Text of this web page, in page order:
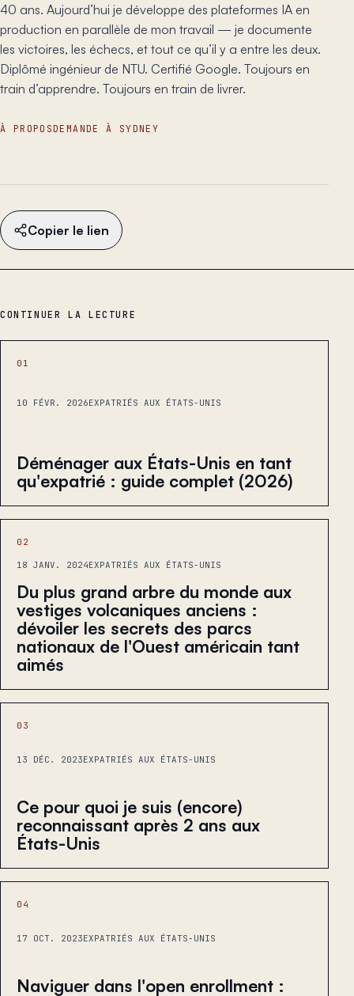
40 ans. Aujourd’hui je développe des plateformes IA en
production en parallèle de mon travail — je documente
les victoires, les échecs, et tout ce qu’il y a entre les deux.
Diplômé ingénieur de NTU. Certifié Google. Toujours en
train d’apprendre. Toujours en train de livrer.
À PROPOS DEMANDE À SYDNEY
Copier le lien
CONTINUER LA LECTURE
01
10 FÉVR. 2026EXPATRIÉS AUX ÉTATS-UNIS
Déménager aux États-Unis en tant
qu'expatrié : guide complet (2026)
02
18 JANV. 2024EXPATRIÉS AUX ÉTATS-UNIS
Du plus grand arbre du monde aux
vestiges volcaniques anciens :
dévoiler les secrets des parcs
nationaux de l'Ouest américain tant
aimés
03
13 DÉC. 2023EXPATRIÉS AUX ÉTATS-UNIS
Ce pour quoi je suis (encore)
reconnaissant après 2 ans aux
États-Unis
04
17 OCT. 2023EXPATRIÉS AUX ÉTATS-UNIS
Naviguer dans l'open enrollment :